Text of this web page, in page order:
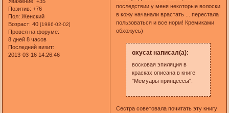
Позитив: +76
Пол: Женский
Возраст: 40[1986-02-02]
Провел на форуме:
8 дней 8 часов
Последний визит:
2013-03-16 14:26:46
последствии у меня некоторые волоски
в кожу начанали врастать ... перестала
пользоваться и все норм! Кремиками
обхожусь)
oxycat написал(а):
восковая эпиляция в
красках описана в книге
"Мемуары принцессы".
Сестра советовала почитать эту книгу